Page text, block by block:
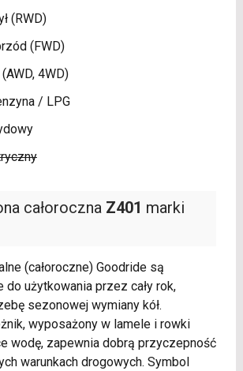
całoroczna Z401 marki
(całoroczne) Goodride są
do użytkowania przez cały rok,
sezonowej wymiany kół.
wyposażony w lamele i rowki
wodę, zapewnia dobrą przyczepność
warunkach drogowych. Symbol
(RWD)
(FWD)
4WD)
/ LPG